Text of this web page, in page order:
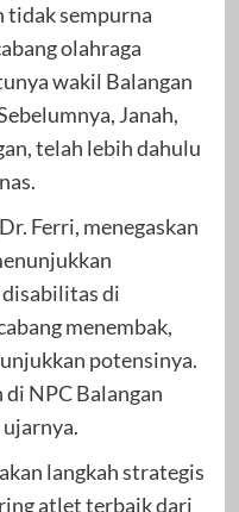
tidak sempurna
olahraga
wakil Balangan
Janah,
telah lebih dahulu
Ferri, menegaskan
di
menembak,
potensinya.
NPC Balangan
ujarnya.
langkah strategis
atlet terbaik dari